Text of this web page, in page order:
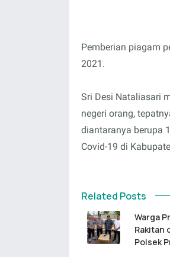
Pemberian piagam
2021.
Sri Desi Nataliasari
negeri orang,
diantaranya berupa
Covid-19 di
Related Posts
Warga
Rakitan
Polsek